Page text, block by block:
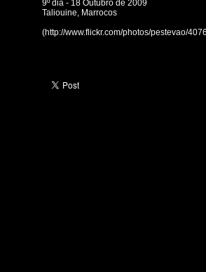
9º dia - 18 Outubro de 2009
Taliouine, Marrocos
(http://www.flickr.com/photos/pestevao/